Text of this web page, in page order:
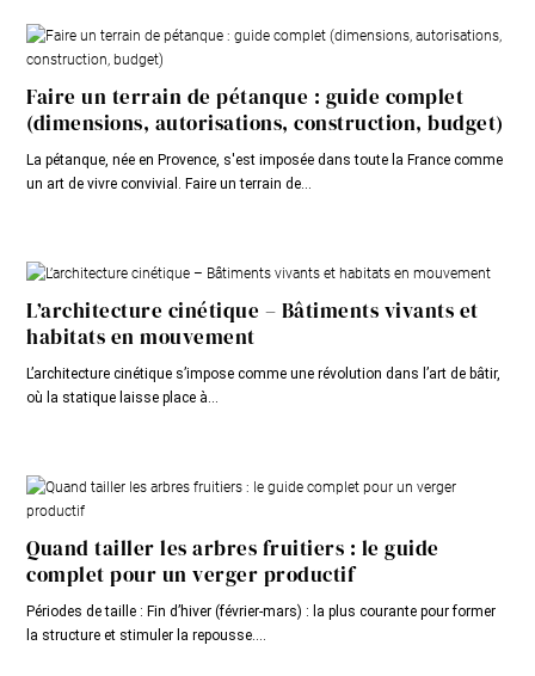
Faire un terrain de pétanque : guide complet
(dimensions, autorisations, construction, budget)
La pétanque, née en Provence, s'est imposée dans toute la France comme
un art de vivre convivial. Faire un terrain de...
L’architecture cinétique – Bâtiments vivants et
habitats en mouvement
L’architecture cinétique s’impose comme une révolution dans l’art de bâtir,
où la statique laisse place à...
Quand tailler les arbres fruitiers : le guide
complet pour un verger productif
Périodes de taille : Fin d’hiver (février-mars) : la plus courante pour former
la structure et stimuler la repousse....